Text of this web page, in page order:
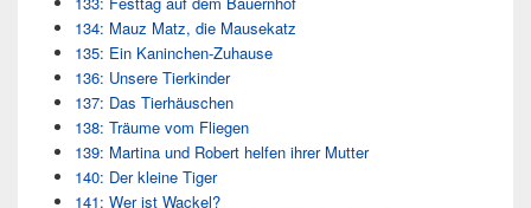
134: Mauz Matz, die Mausekatz
135: Ein Kaninchen-Zuhause
136: Unsere Tierkinder
137: Das Tierhäuschen
138: Träume vom Fliegen
139: Martina und Robert helfen ihrer Mutter
140: Der kleine Tiger
141: Wer ist Wackel?